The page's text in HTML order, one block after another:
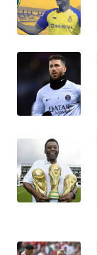
WN
MALUKU
WN
MALUT
DAIRI
WN
DANAU
WN